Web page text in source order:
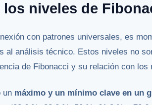
niveles de
con patrones universales, es
al análisis técnico. Estos niveles no
de Fibonacci y su relación con
un máximo y un mínimo clave en un